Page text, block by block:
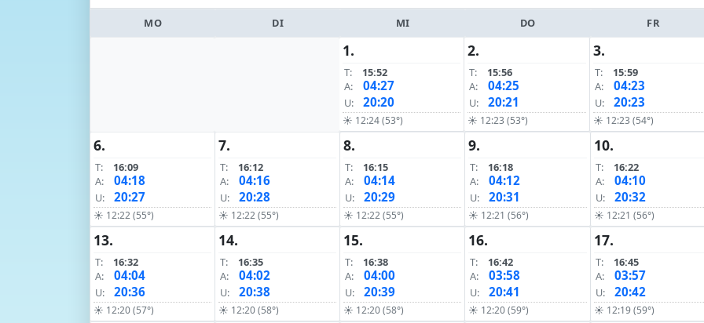
MO DI MI DO FR
1.
T:
15:52
A:
04:27
U: 20:20
☀ 12:24 (53°)
2.
T:
15:56
A:
04:25
U: 20:21
☀ 12:23 (53°)
3.
T:
15:59
A:
04:23
U: 20:23
☀ 12:23 (54°)
6.
T:
16:09
A:
04:18
U: 20:27
☀ 12:22 (55°)
7.
T:
16:12
A:
04:16
U: 20:28
☀ 12:22 (55°)
8.
T:
16:15
A:
04:14
U: 20:29
☀ 12:22 (55°)
9.
T:
16:18
A:
04:12
U: 20:31
☀ 12:21 (56°)
10.
T:
16:22
A:
04:10
U: 20:32
☀ 12:21 (56°)
13.
T:
16:32
A:
04:04
U: 20:36
☀ 12:20 (57°)
14.
T:
16:35
A:
04:02
U: 20:38
☀ 12:20 (58°)
15.
T:
16:38
A:
04:00
U: 20:39
☀ 12:20 (58°)
16.
T:
16:42
A:
03:58
U: 20:41
☀ 12:20 (59°)
17.
T:
16:45
A:
03:57
U: 20:42
☀ 12:19 (59°)